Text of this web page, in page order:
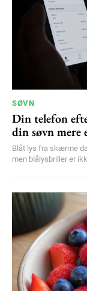
SØVN
Din telefon
din søvn
Blåt lys fra skærme
men blålysbriller er